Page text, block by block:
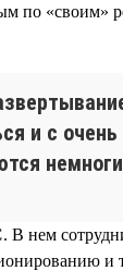
по «своим»
и с
. В нем
и